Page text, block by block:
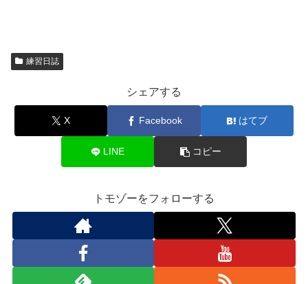
練習日誌
シェアする
X Facebook はてブ
LINE コピー
トモゾーをフォローする